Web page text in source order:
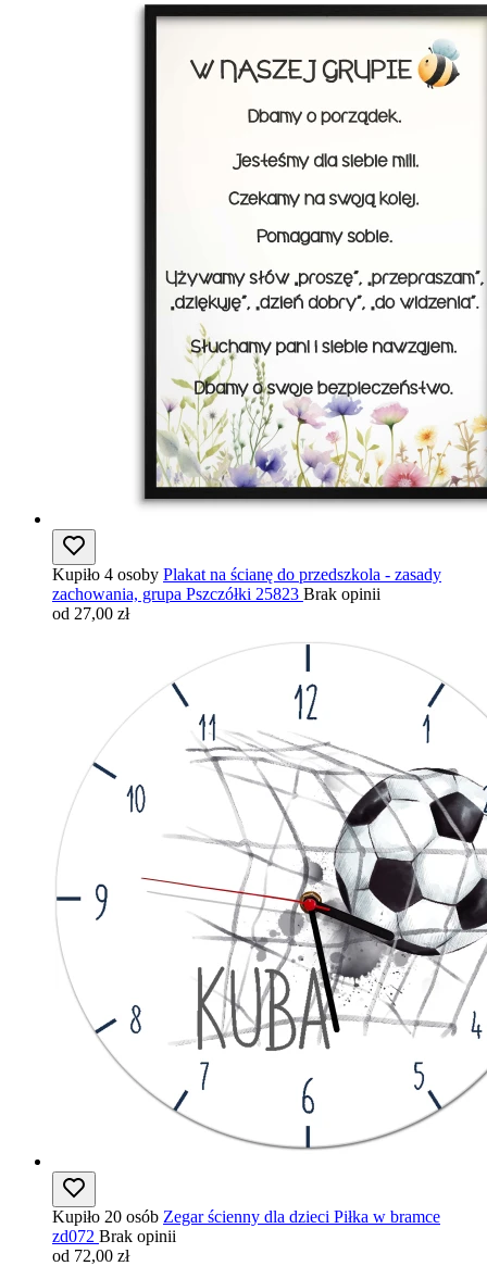
Kupiło 4 osoby Plakat na ścianę do przedszkola - zasady
zachowania, grupa Pszczółki 25823 Brak opinii
od 27,00 zł
Kupiło 20 osób Zegar ścienny dla dzieci Piłka w bramce
zd072 Brak opinii
od 72,00 zł